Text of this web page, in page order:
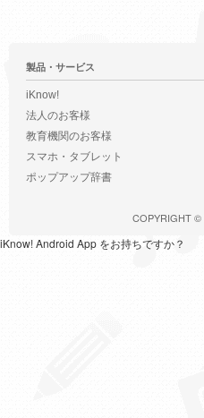
製品・サービス
iKnow!
法人のお客様
教育機関のお客様
スマホ・タブレット
ポップアップ辞書
COPYRIGHT ©
iKnow! Android App をお持ちですか？